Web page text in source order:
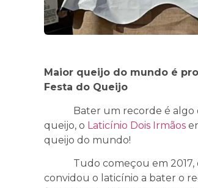
Maior queijo do mundo é
Festa do Queijo
Bater um recorde é algo
queijo, o Laticínio Dois Irmãos
queijo do mundo!
Tudo começou em 2017,
convidou o laticínio a bater o